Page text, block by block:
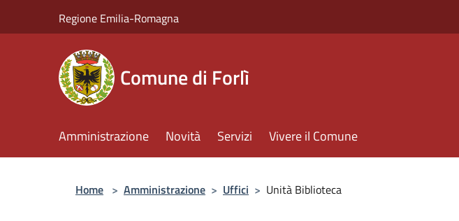
Regione Emilia-Romagna
Comune di Forlì
Amministrazione Novità Servizi Vivere il Comune
Home > Amministrazione > Uffici > Unità Biblioteca